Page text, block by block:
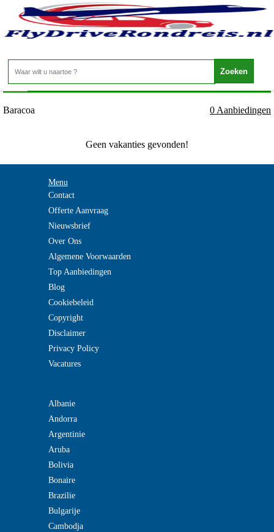
Cuba - Oosten - Baracoa
Home>
Baracoa 0 Aanbiedingen
Geen vakanties gevonden!
Menu
Contact
Offerte Aanvraag
Nieuwsbrief
Over Ons
Algemene Voorwaarden
Top Aanbiedingen
Blog
Cookiebeleid
Copyright
Disclaimer
Privacy Policy
Vacatures
Albanie
Andorra
Argentinie
Aruba
Bolivia
Bonaire
Brazilie
Bulgarije
Cambodja